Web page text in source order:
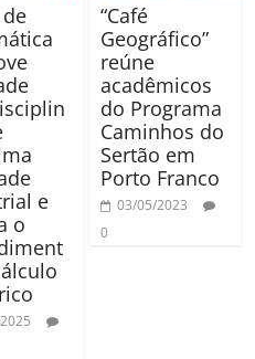
e
o
“Café
Geográfico”
reúne
acadêmicos
do Programa
Caminhos do
Sertão em
Porto Franco
03/05/2023
0